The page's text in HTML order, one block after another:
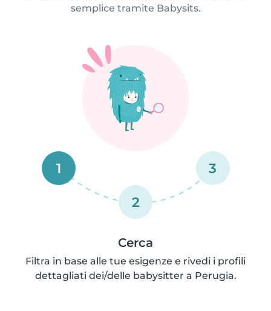
semplice tramite Babysits.
1
2
3
Cerca
Filtra in base alle tue esigenze e rivedi i profili
dettagliati dei/delle babysitter a Perugia.